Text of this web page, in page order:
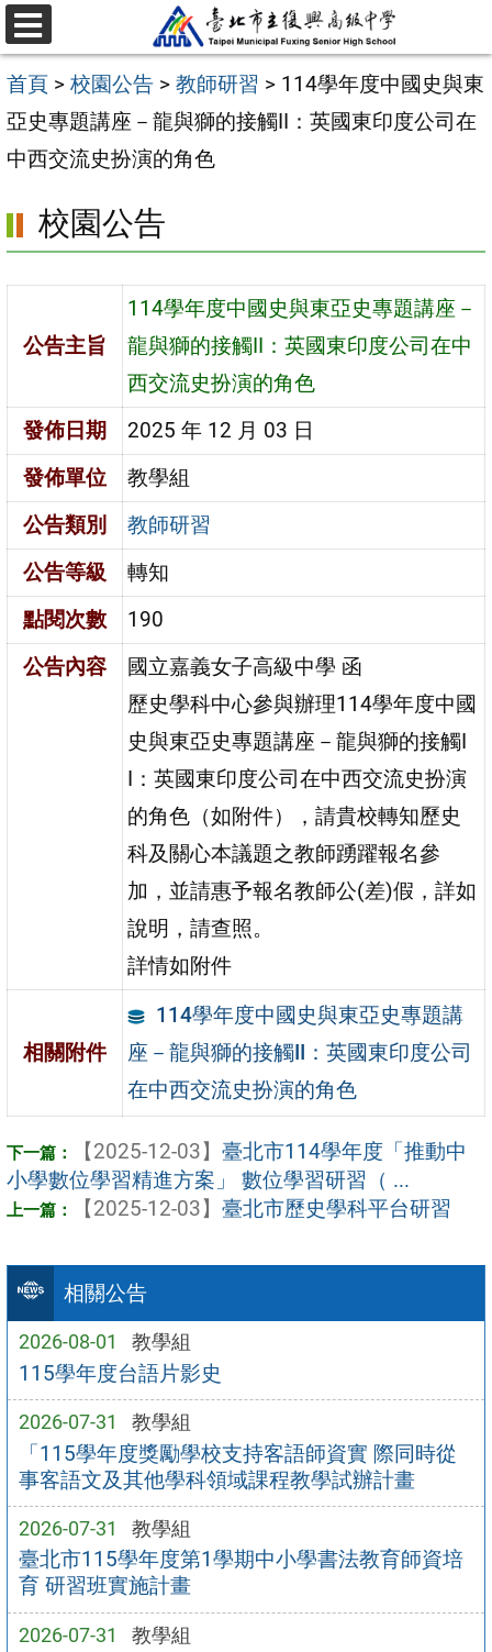
跳
至
主
要
內
區
選
單
首頁 > 校園公告 > 教師研習 > 114學年度中國史與東
亞史專題講座－龍與獅的接觸II：英國東印度公司在
中西交流史扮演的角色
相關公告
2026-08-01 教學組
115學年度台語片影史
2026-07-31 教學組
「115學年度獎勵學校支持客語師資實 際同時從
事客語文及其他學科領域課程教學試辦計畫
2026-07-31 教學組
臺北市115學年度第1學期中小學書法教育師資培
育 研習班實施計畫
2026-07-31 教學組
校園公告
公告主旨
114學年度中國史與東亞史專題講座－
龍與獅的接觸II：英國東印度公司在中
西交流史扮演的角色
發佈日期
2025 年 12 月 03 日
發佈單位
教學組
公告類別
教師研習
公告等級
轉知
點閱次數
190
公告內容
國立嘉義女子高級中學 函
歷史學科中心參與辦理114學年度中國
史與東亞史專題講座－龍與獅的接觸I
I：英國東印度公司在中西交流史扮演
的角色（如附件），請貴校轉知歷史
科及關心本議題之教師踴躍報名參
加，並請惠予報名教師公(差)假，詳如
說明，請查照。
詳情如附件
相關附件
114學年度中國史與東亞史專題講
座－龍與獅的接觸II：英國東印度公司
在中西交流史扮演的角色
【2025-12-03】 臺北市114學年度「推動中
小學數位學習精進方案」 數位學習研習（ ...
【2025-12-03】 臺北市歷史學科平台研習